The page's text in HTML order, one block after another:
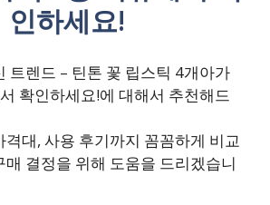
인하세요!
트렌드 – 틴톤 꽃 립스틱 4개아가
확인하세요!에 대해서 추천해드
대, 사용 후기까지 꼼꼼하게 비교
결정을 위해 도움을 드리겠습니